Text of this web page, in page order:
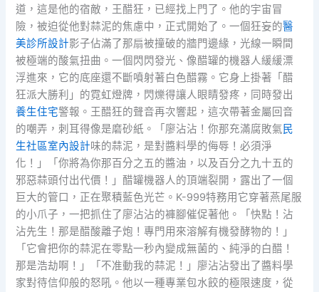
道，這是他的宿敵，王醋狂，已經找上門了。他的宇宙冒
險，被迫從他對蒜泥的焦慮中，正式開始了。一個狂妄的醫
美診所設計影子佔滿了那扇被撞破的牆門邊緣，光線一瞬間
被極端的酸氣扭曲。一個閃閃發光、像醋罐的機器人緩緩漂
浮進來，它的底座還不斷噴射著白色醋霧。它身上掛著「醋
狂派大勝利」的霓虹燈牌，閃爍得讓人眼睛發疼，同時發出
養生住宅警報。王醋狂的聲音再次響起，這次帶著金屬回音
的嘲弄，刺耳得像是磨砂紙。「廖沾沾！你那充滿腐敗氣民
生社區室內設計味的蒜泥，是對醬料學的侮辱！必須淨
化！」「你將為你那百分之五的醬油，以及百分之九十五的
邪惡蒜頭付出代價！」醋罐機器人的頂端裂開，露出了一個
巨大的管口，正在聚積藍色光芒。K-999特務用它穿著燕尾服
的小爪子，一把抓住了廖沾沾的褲腳催促著他。「快點！沾
沾先生！那是醋酸離子炮！專門用來溶解有機發酵物的！」
「它會把你的蒜泥在零點一秒內變成無菌的、純淨的白醋！
那是浩劫啊！」「不准動我的蒜泥！」廖沾沾發出了醬料學
家對待信仰般的怒吼。他以一種專業包水餃的極限速度，從